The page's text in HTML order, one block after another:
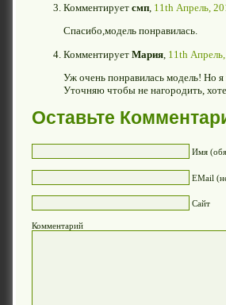
Комментирует смп 11th Апрель,
Спасибо,модель понравилась.
Комментирует Мария 11th
Уж очень понравилась модель! Но
Уточняю чтобы не нагородить,
Оставьте
Имя
EMail
Сайт
Комментарий